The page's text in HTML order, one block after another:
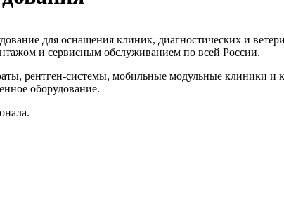
МРТ, КТ, УЗИ,
для оснащения клиник, диагностических и
и сервисным обслуживанием по всей России.
рентген‑системы, мобильные модульные клиники и
оборудование.